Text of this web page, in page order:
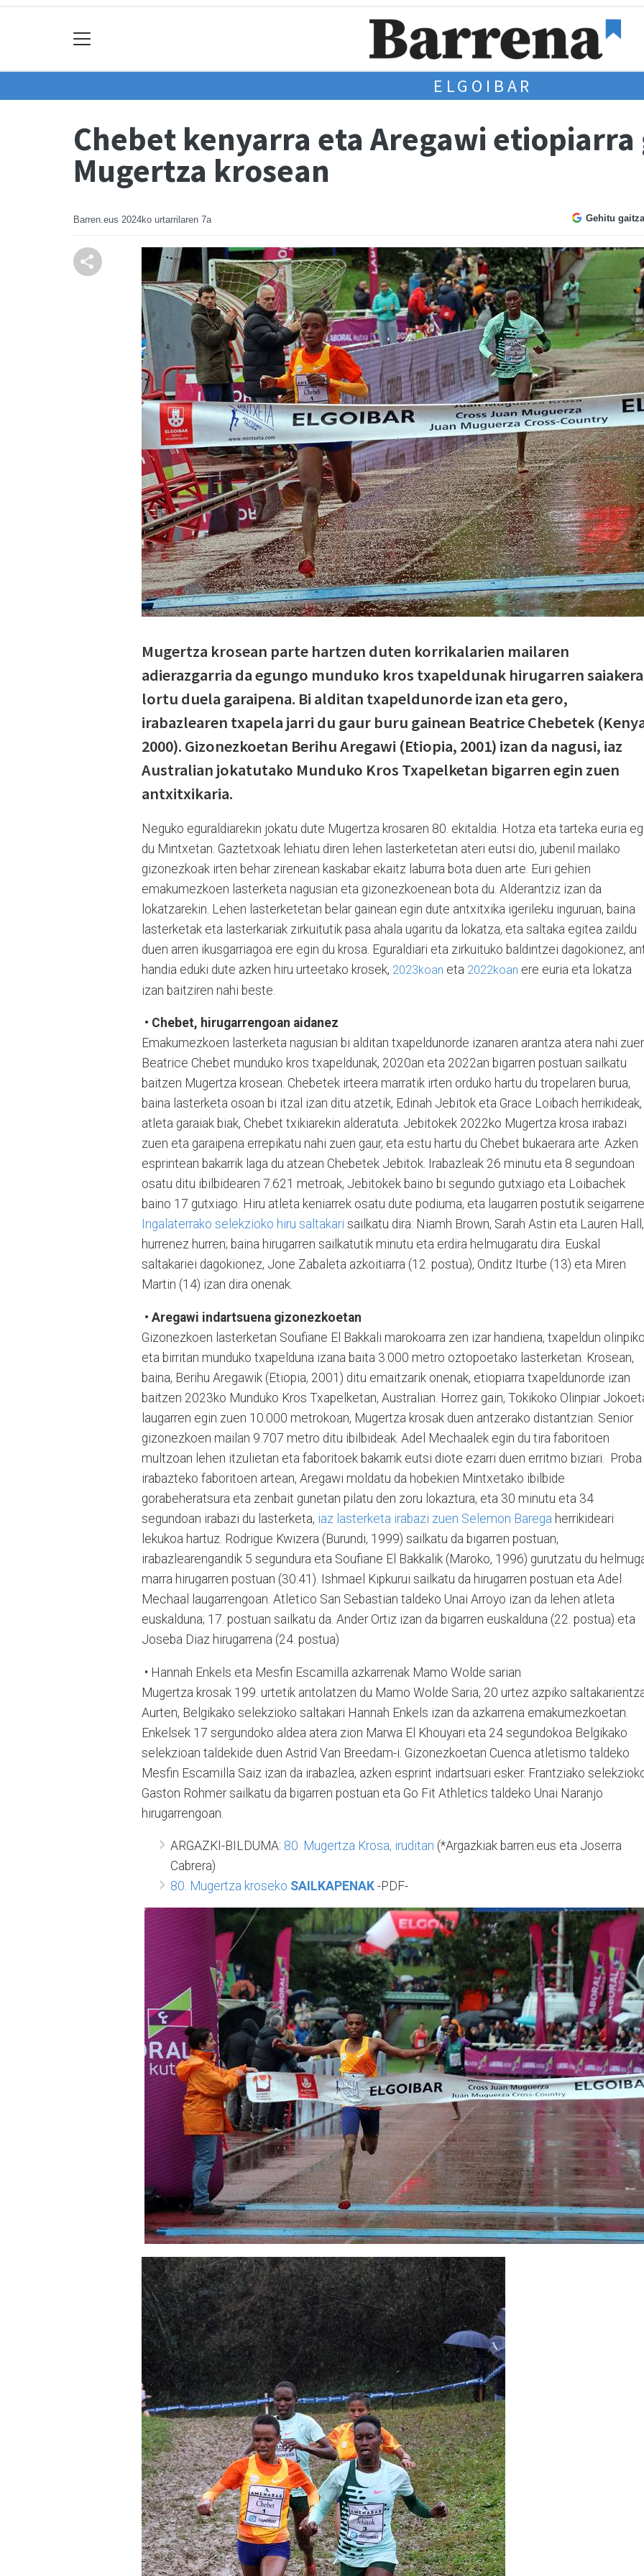
ELGOIBAR
Chebet kenyarra eta Aregawi
Mugertza krosean
Barren.eus 2024ko urtarrilaren 7a Gehitu
Mugertza krosean parte hartzen duten korrikalarien mailaren
adierazgarria da egungo munduko kros txapeldunak hirugarren
lortu duela garaipena. Bi alditan txapeldunorde izan eta gero,
irabazlearen txapela jarri du gaur buru gainean Beatrice Chebetek
2000). Gizonezkoetan Berihu Aregawi (Etiopia, 2001) izan da nagusi, iaz
Australian jokatutako Munduko Kros Txapelketan bigarren egin zuen
antxitxikaria.
Neguko eguraldiarekin jokatu dute Mugertza krosaren 80. ekitaldia. Hotza eta tarteka euria
du Mintxetan. Gaztetxoak lehiatu diren lehen lasterketetan ateri eutsi dio, jubenil mailako
gizonezkoak irten behar zirenean kaskabar ekaitz laburra bota duen arte. Euri gehien
emakumezkoen lasterketa nagusian eta gizonezkoenean bota du. Alderantziz izan da
lokatzarekin. Lehen lasterketetan belar gainean egin dute antxitxika igerileku inguruan, baina
lasterketak eta lasterkariak zirkuitutik pasa ahala ugaritu da lokatza, eta saltaka egitea zaildu
duen arren ikusgarriagoa ere egin du krosa. Eguraldiari eta zirkuituko baldintzei dagokionez,
handia eduki dute azken hiru urteetako krosek, 2023koan eta 2022koan ere euria eta lokatza
izan baitziren nahi beste.
• Chebet, hirugarrengoan aidanez
Emakumezkoen lasterketa nagusian bi alditan txapeldunorde izanaren arantza atera nahi
Beatrice Chebet munduko kros txapeldunak, 2020an eta 2022an bigarren postuan sailkatu
baitzen Mugertza krosean. Chebetek irteera marratik irten orduko hartu du tropelaren burua,
baina lasterketa osoan bi itzal izan ditu atzetik, Edinah Jebitok eta Grace Loibach herrikideak,
atleta garaiak biak, Chebet txikiarekin alderatuta. Jebitokek 2022ko Mugertza krosa irabazi
zuen eta garaipena errepikatu nahi zuen gaur, eta estu hartu du Chebet bukaerara arte. Azken
esprintean bakarrik laga du atzean Chebetek Jebitok. Irabazleak 26 minutu eta 8 segundoan
osatu ditu ibilbidearen 7.621 metroak, Jebitokek baino bi segundo gutxiago eta Loibachek
baino 17 gutxiago. Hiru atleta keniarrek osatu dute podiuma, eta laugarren postutik
Ingalaterrako selekzioko hiru saltakari sailkatu dira: Niamh Brown, Sarah Astin eta Lauren Hall,
hurrenez hurren; baina hirugarren sailkatutik minutu eta erdira helmugaratu dira. Euskal
saltakariei dagokionez, Jone Zabaleta azkoitiarra (12. postua), Onditz Iturbe (13) eta Miren
Martin (14) izan dira onenak.
• Aregawi indartsuena gizonezkoetan
Gizonezkoen lasterketan Soufiane El Bakkali marokoarra zen izar handiena, txapeldun
eta birritan munduko txapelduna izana baita 3.000 metro oztopoetako lasterketan. Krosean,
baina, Berihu Aregawik (Etiopia, 2001) ditu emaitzarik onenak, etiopiarra txapeldunorde izan
baitzen 2023ko Munduko Kros Txapelketan, Australian. Horrez gain, Tokikoko Olinpiar
laugarren egin zuen 10.000 metrokoan, Mugertza krosak duen antzerako distantzian. Senior
gizonezkoen mailan 9.707 metro ditu ibilbideak. Adel Mechaalek egin du tira faboritoen
multzoan lehen itzulietan eta faboritoek bakarrik eutsi diote ezarri duen erritmo biziari. Proba
irabazteko faboritoen artean, Aregawi moldatu da hobekien Mintxetako ibilbide
gorabeheratsura eta zenbait gunetan pilatu den zoru lokaztura, eta 30 minutu eta 34
segundoan irabazi du lasterketa, iaz lasterketa irabazi zuen Selemon Barega herrikideari
lekukoa hartuz. Rodrigue Kwizera (Burundi, 1999) sailkatu da bigarren postuan,
irabazlearengandik 5 segundura eta Soufiane El Bakkalik (Maroko, 1996) gurutzatu du
marra hirugarren postuan (30:41). Ishmael Kipkurui sailkatu da hirugarren postuan eta Adel
Mechaal laugarrengoan. Atletico San Sebastian taldeko Unai Arroyo izan da lehen atleta
euskalduna; 17. postuan sailkatu da. Ander Ortiz izan da bigarren euskalduna (22. postua) eta
Joseba Diaz hirugarrena (24. postua)
• Hannah Enkels eta Mesfin Escamilla azkarrenak Mamo Wolde sarian
Mugertza krosak 199. urtetik antolatzen du Mamo Wolde Saria, 20 urtez azpiko
Aurten, Belgikako selekzioko saltakari Hannah Enkels izan da azkarrena emakumezkoetan.
Enkelsek 17 sergundoko aldea atera zion Marwa El Khouyari eta 24 segundokoa Belgikako
selekzioan taldekide duen Astrid Van Breedam-i. Gizonezkoetan Cuenca atletismo taldeko
Mesfin Escamilla Saiz izan da irabazlea, azken esprint indartsuari esker. Frantziako
Gaston Rohmer sailkatu da bigarren postuan eta Go Fit Athletics taldeko Unai Naranjo
hirugarrengoan.
ARGAZKI-BILDUMA: 80. Mugertza Krosa, iruditan (*Argazkiak barren.eus eta Joserra
Cabrera)
80. Mugertza kroseko SAILKAPENAK -PDF-